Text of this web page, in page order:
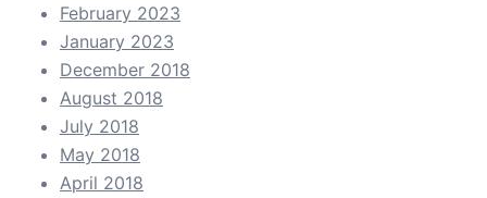
February 2023
January 2023
December 2018
August 2018
July 2018
May 2018
April 2018